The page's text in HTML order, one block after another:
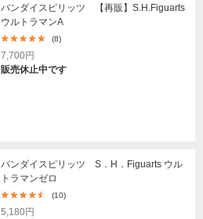
バンダイスピリッツ 【再販】S.H.Figuarts
ウルトラマンA
(8)
7,700円
販売休止中です
バンダイスピリッツ S．H．Figuarts ウル
トラマンゼロ
(10)
5,180円